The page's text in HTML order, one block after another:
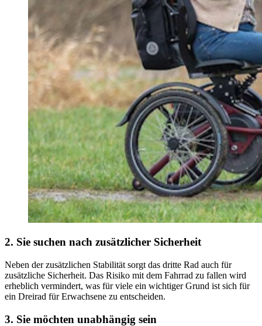
2. Sie suchen nach zusätzlicher Sicherheit
Neben der zusätzlichen Stabilität sorgt das dritte Rad auch für
zusätzliche Sicherheit. Das Risiko mit dem Fahrrad zu fallen wird
erheblich vermindert, was für viele ein wichtiger Grund ist sich für
ein Dreirad für Erwachsene zu entscheiden.
3. Sie möchten unabhängig sein